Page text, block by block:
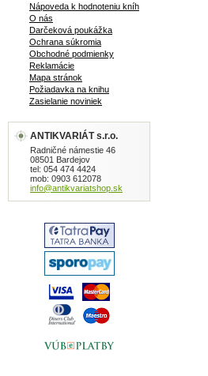
Nápoveda k hodnoteniu kníh
O nás
Darčeková poukážka
Ochrana súkromia
Obchodné podmienky
Reklamácie
Mapa stránok
Požiadavka na knihu
Zasielanie noviniek
ANTIKVARIÁT s.r.o.
Radničné námestie 46
08501 Bardejov
tel: 054 474 4424
mob: 0903 612078
info@antikvariatshop.sk